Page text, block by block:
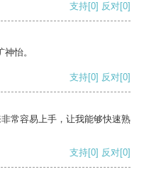
支持[0] 反对[0]
怡。
支持[0] 反对[0]
常容易上手，让我能够快速熟
支持[0] 反对[0]